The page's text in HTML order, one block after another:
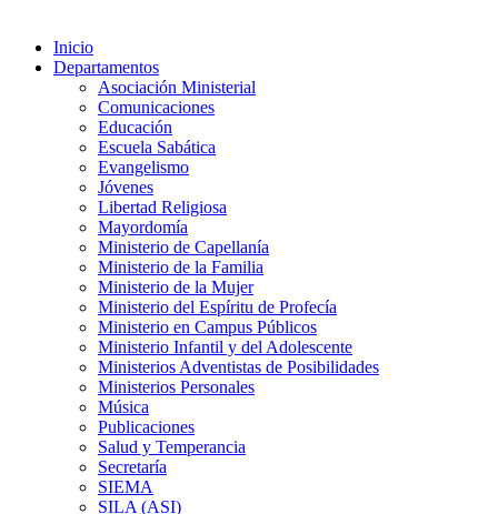
Inicio
Departamentos
Asociación Ministerial
Comunicaciones
Educación
Escuela Sabática
Evangelismo
Jóvenes
Libertad Religiosa
Mayordomía
Ministerio de Capellanía
Ministerio de la Familia
Ministerio de la Mujer
Ministerio del Espíritu de Profecía
Ministerio en Campus Públicos
Ministerio Infantil y del Adolescente
Ministerios Adventistas de Posibilidades
Ministerios Personales
Música
Publicaciones
Salud y Temperancia
Secretaría
SIEMA
SILA (ASI)